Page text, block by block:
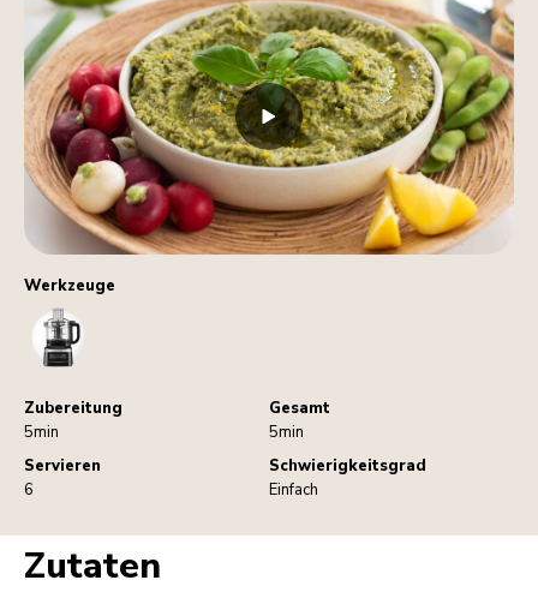
Werkzeuge
FoodProcessor
Zubereitung
5min
Gesamt
5min
Servieren
6
Schwierigkeitsgrad
Einfach
Zutaten